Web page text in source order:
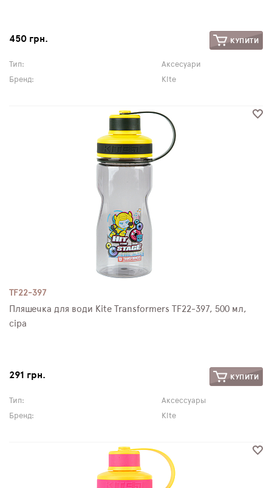
450 грн. КУПИТИ
Тип:
Аксесуари
Бренд:
Kite
TF22-397
Пляшечка для води Kite Transformers TF22-397, 500 мл,
сіра
291 грн. КУПИТИ
Тип:
Аксессуары
Бренд:
Kite